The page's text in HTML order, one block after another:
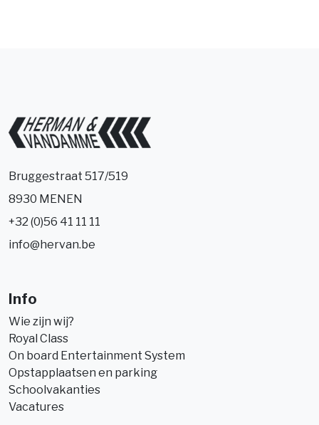
Bruggestraat 517/519
8930 MENEN
+32 (0)56 41 11 11
info@hervan.be
Info
Wie zijn wij?
Royal Class
On board Entertainment System
Opstapplaatsen en parking
Schoolvakanties
Vacatures